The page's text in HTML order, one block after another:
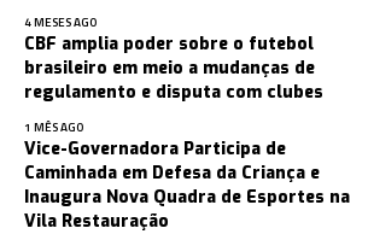
4 MESES AGO
CBF amplia poder sobre o futebol
brasileiro em meio a mudanças de
regulamento e disputa com clubes
1 MÊS AGO
Vice-Governadora Participa de
Caminhada em Defesa da Criança e
Inaugura Nova Quadra de Esportes na
Vila Restauração